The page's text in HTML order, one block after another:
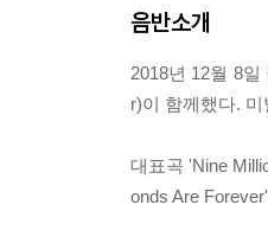
음반소개
2018년 12월 8
r)이 함께했다.
대표곡 'Nine
onds Are